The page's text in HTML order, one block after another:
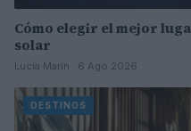
Cómo elegir el mejor
solar
Lucía Marín · 6 Ago 2026
DESTINOS